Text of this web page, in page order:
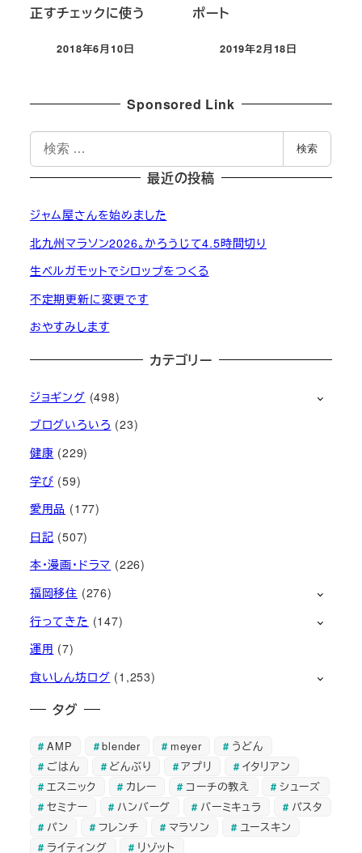
正すチェックに使う
投稿日
2018年6月10日
ポート
投稿日
2019年2月18日
Sponsored Link
検
索
検索
最近の投稿
ジャム屋さんを始めました
北九州マラソン2026。かろうじて4.5時間切り
生ベルガモットでシロップをつくる
不定期更新に変更です
おやすみします
カテゴリー
ジョギング (498)
ブログいろいろ (23)
健康 (229)
学び (59)
愛用品 (177)
日記 (507)
本・漫画・ドラマ (226)
福岡移住 (276)
行ってきた (147)
運用 (7)
食いしん坊ログ (1,253)
タグ
AMP blender meyer
うどん
ごはん
どんぶり アプリ
イタリアン
エスニック
カレー コーチの教え
シューズ
セミナー
ハンバーグ バーミキュラ
パスタ
パン
フレンチ マラソン
ユースキン
ライティング
リゾット